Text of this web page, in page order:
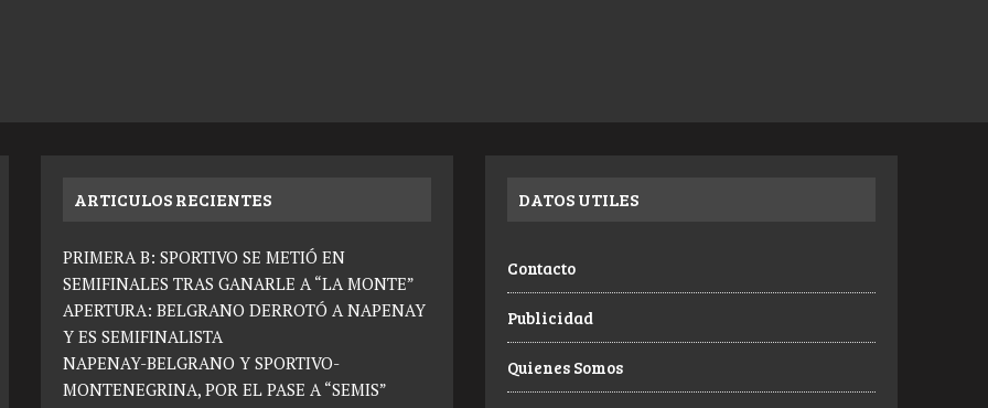
ARTICULOS RECIENTES
PRIMERA B: SPORTIVO SE METIÓ EN
SEMIFINALES TRAS GANARLE A “LA MONTE”
APERTURA: BELGRANO DERROTÓ A NAPENAY
Y ES SEMIFINALISTA
NAPENAY-BELGRANO Y SPORTIVO-
MONTENEGRINA, POR EL PASE A “SEMIS”
DATOS UTILES
Contacto
Publicidad
Quienes Somos